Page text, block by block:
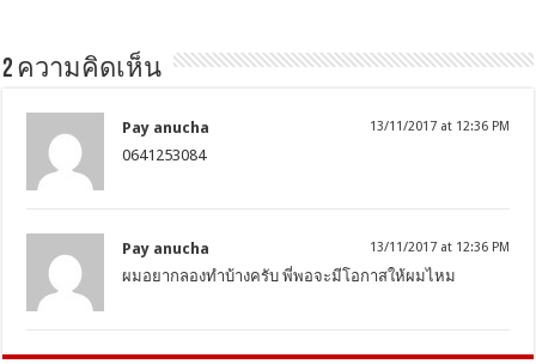
2 ความคิดเห็น
Pay anucha 13/11/2017 at 12:36 PM
0641253084
Pay anucha 13/11/2017 at 12:36 PM
ผมอยากลองทำบ้างครับ พี่พอจะมีโอกาสให้ผมไหม